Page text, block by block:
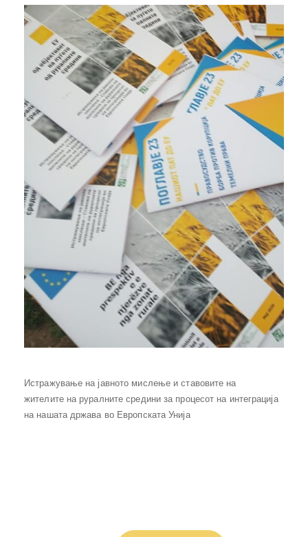
Истражување на јавното мислење и ставовите на
жителите на руралните средини за процесот на интеграција
на нашата држава во Европската Унија